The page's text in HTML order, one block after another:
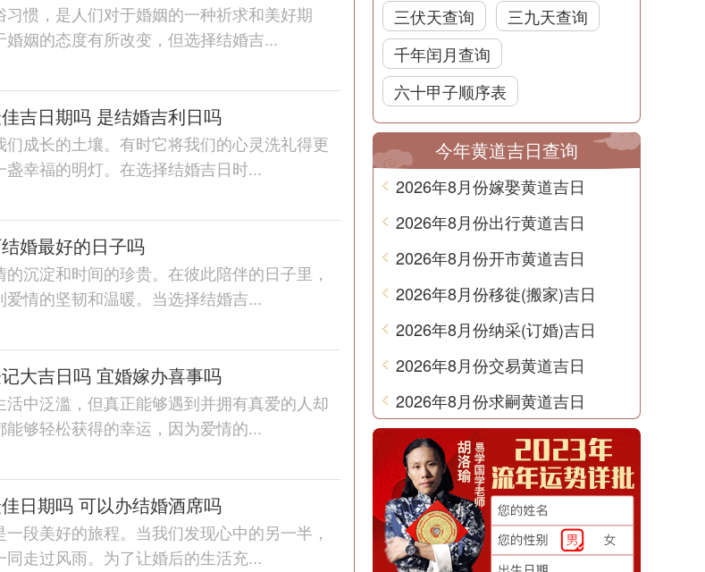
惯，是人们对于婚姻的一种祈求和美好期
姻的态度有所改变，但选择结婚吉...
吉日期吗 是结婚吉利日吗
成长的土壤。有时它将我们的心灵洗礼得更
幸福的明灯。在选择结婚吉日时...
婚最好的日子吗
沉淀和时间的珍贵。在彼此陪伴的日子里，
情的坚韧和温暖。当选择结婚吉...
大吉日吗 宜婚嫁办喜事吗
中泛滥，但真正能够遇到并拥有真爱的人却
够轻松获得的幸运，因为爱情的...
日期吗 可以办结婚酒席吗
段美好的旅程。当我们发现心中的另一半，
走过风雨。为了让婚后的生活充...
三伏天查询
三九天查询
千年闰月查询
六十甲子顺序表
今年黄道吉日查询
2026年8月份嫁娶黄道吉日
2026年8月份出行黄道吉日
2026年8月份开市黄道吉日
2026年8月份移徙(搬家)吉日
2026年8月份纳采(订婚)吉日
2026年8月份交易黄道吉日
2026年8月份求嗣黄道吉日